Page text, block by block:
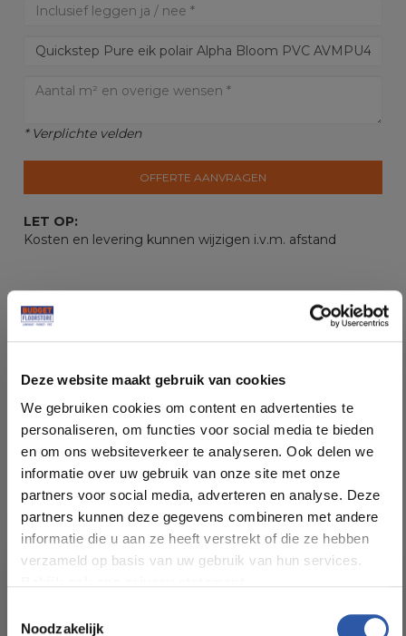
Deze website maakt gebruik van cookies
We gebruiken cookies om content en advertenties te
personaliseren, om functies voor social media te bieden
en om ons websiteverkeer te analyseren. Ook delen we
informatie over uw gebruik van onze site met onze
partners voor social media, adverteren en analyse. Deze
partners kunnen deze gegevens combineren met andere
informatie die u aan ze heeft verstrekt of die ze hebben
verzameld op basis van uw gebruik van hun services.
Noodzakelijk
* Verplichte velden
OFFERTE AANVRAGEN
LET OP:
Kosten en levering kunnen wijzigen i.v.m. afstand
Specificaties
Soort vloer: PVC Click
Patroon: Rechte Plank
Kleur: Hout
Plankdikte (mm): 5+1 mm (Geïntegreerde